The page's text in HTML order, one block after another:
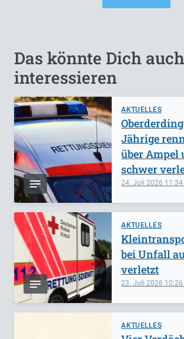
Das könnte Dich auch
interessieren
AKTUELLES
24. Juli 2026 11:34
Jährige
über Ampel
schwer
AKTUELLES
23. Juli 2026 10:26
bei Unfall
verletzt
AKTUELLES